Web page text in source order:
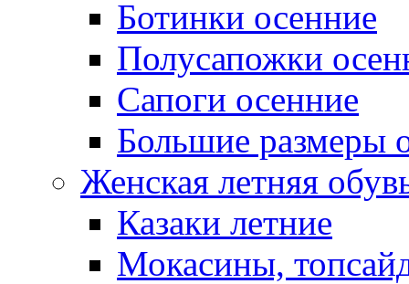
Ботинки осенние
Полусапожки
Сапоги осенние
Большие размеры
Женская летняя
Казаки летние
Мокасины,